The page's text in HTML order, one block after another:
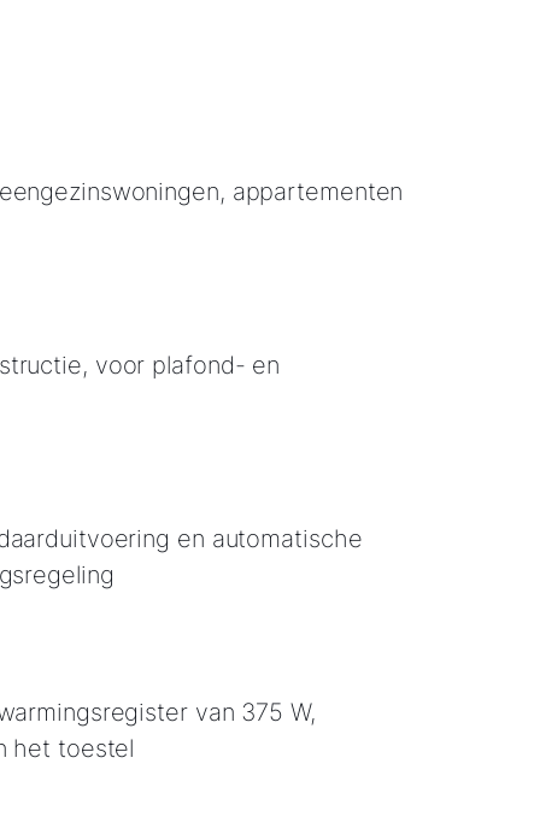
appartementen
voor plafond- en
en automatische
van 375 W,
het toestel